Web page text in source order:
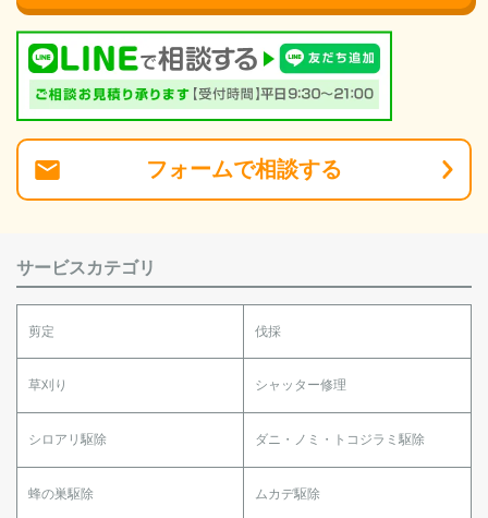
フォームで相談する
サービスカテゴリ
剪定 伐採
草刈り シャッター修理
シロアリ駆除 ダニ・ノミ・トコジラミ駆除
蜂の巣駆除 ムカデ駆除